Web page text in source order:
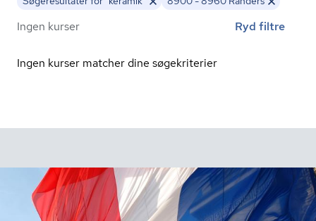
Ingen kurser Ryd filtre
Ingen kurser matcher dine søgekriterier